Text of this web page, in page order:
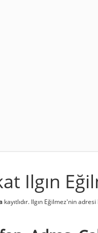
Ilgın
kayıtlıdır. Ilgın Eğilmez'nin adresi